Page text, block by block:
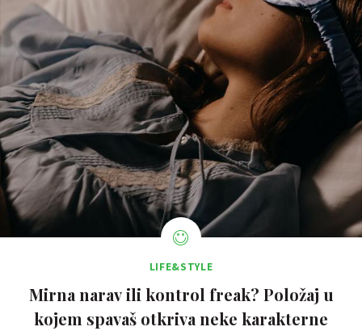
LIFE&STYLE
Mirna narav ili kontrol freak? Položaj u
kojem spavaš otkriva neke karakterne